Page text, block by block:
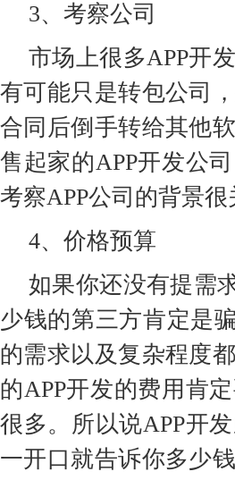
3、考察公司
市场上很多APP开
有可能只是转包公司
合同后倒手转给其他
售起家的APP开发公
考察APP公司的背景很
4、价格预算
如果你还没有提需
少钱的第三方肯定是
的需求以及复杂程度
的APP开发的费用肯
很多。所以说APP开
一开口就告诉你多少